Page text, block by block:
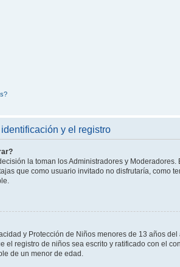
y el registro
la toman los Administradores y
que como usuario invitado no disfrutaría, como
y Protección de Niños menores de 13 años
el registro de niños sea escrito y ratificado con el
de un menor de edad.